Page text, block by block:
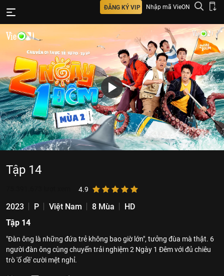
ĐĂNG KÝ VIP Nhập mã VieON
Tập 14
4.9
2023 P Việt Nam 8 Mùa
HD
Tập 14
"Đàn ông là những đứa trẻ không bao giờ lớn", tưởng đùa mà thật. 6
người đàn ông cùng chuyến trải nghiệm 2 Ngày 1 Đêm với đủ chiêu
trò 'ố dề' cười mệt nghỉ.